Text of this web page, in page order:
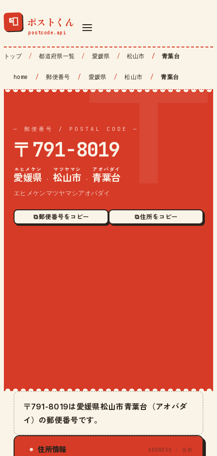
📮 ポストくん
トップ 都道府県一覧 愛媛県 松山市 青葉台
home / 郵便番号 / 愛媛県 / 松山市 / 青葉台
— 郵便番号 / POSTAL CODE —
〒791-8019
愛媛県
エヒメケン
· 松山市
マツヤマシ
· 青葉台
アオバダイ
エヒメケンマツヤマシアオバダイ
⧉ 郵便番号をコピー ⧉ 住所をコピー
〒791-8019は愛媛県松山市青葉台（アオバダ
イ）の郵便番号です。
◉ 住所情報 ADDRESS · 住所